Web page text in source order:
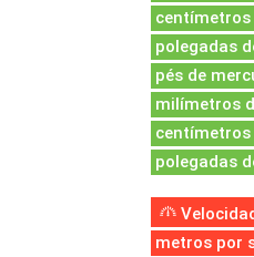
polegadas
pés de
milímetros
centímetros
polegadas
metros por